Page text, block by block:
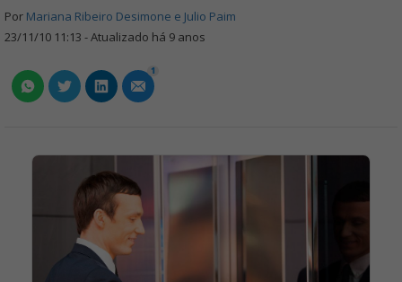
Por Mariana Ribeiro Desimone e Julio Paim
23/11/10 11:13 - Atualizado há 9 anos
1